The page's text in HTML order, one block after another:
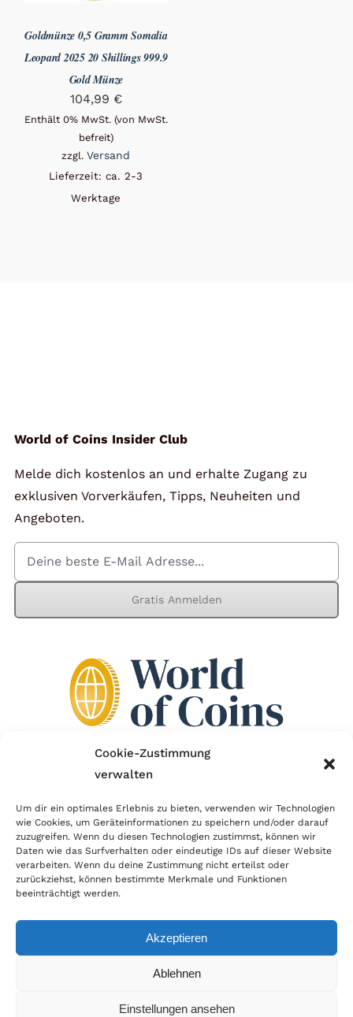
Cookie-Zustimmung
verwalten
Um dir ein optimales Erlebnis zu bieten, verwenden wir Technologien
wie Cookies, um Geräteinformationen zu speichern und/oder darauf
zuzugreifen. Wenn du diesen Technologien zustimmst, können wir
Daten wie das Surfverhalten oder eindeutige IDs auf dieser Website
verarbeiten. Wenn du deine Zustimmung nicht erteilst oder
zurückziehst, können bestimmte Merkmale und Funktionen
beeinträchtigt werden.
Akzeptieren
Ablehnen
Einstellungen ansehen
Goldmünze 0,5 Gramm Somalia
Leopard 2025 20 Shillings 999.9
Gold Münze
104,99 €
Enthält 0% MwSt. (von MwSt.
befreit)
zzgl.Versand
Lieferzeit: ca. 2-3
Werktage
World of Coins Insider Club
Melde dich kostenlos an und erhalte Zugang zu
exklusiven Vorverkäufen, Tipps, Neuheiten und
Angeboten.
Gratis Anmelden
Der Händlerbund setzt sich für sicheren und
erfolgreichen E-Commerce ein. Auch wir sind wie
viele Onlineshops im Netz Mitglied im Händlerbund
und unterstützen fairen Onlinehandel.
Widerruf|Zahlung & Versand